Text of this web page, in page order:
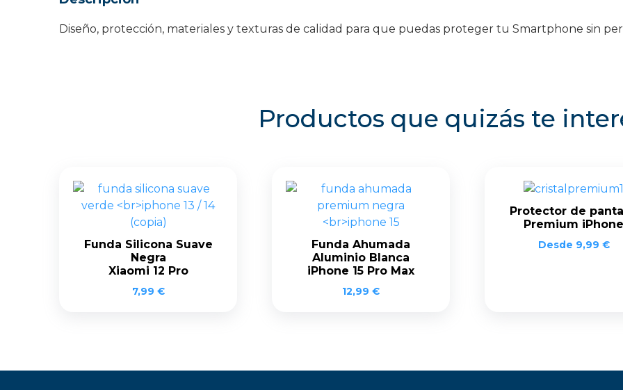
Diseño, protección, materiales y texturas de calidad para que puedas proteger tu Smartphone sin
Productos que quizás te
Funda Silicona Suave
Negra
Xiaomi 12 Pro
7,99 €
Funda Ahumada
Aluminio Blanca
iPhone 15 Pro Max
12,99 €
Protector de
Premium iPhone
Desde 9,99 €